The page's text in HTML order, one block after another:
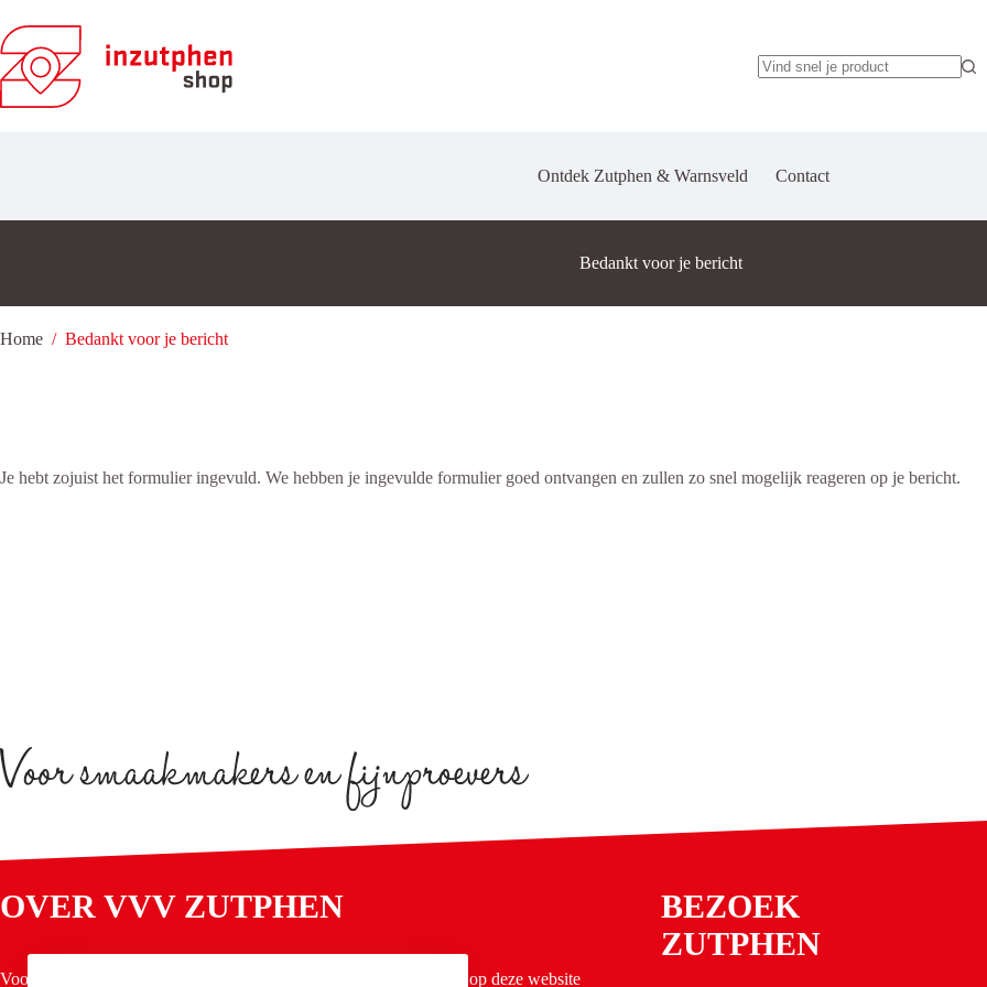
naar
de
inhoud
Ontdek Zutphen & Warnsveld Contact
Bedankt voor je bericht
Home / Bedankt voor je bericht
Je hebt zojuist het formulier ingevuld. We hebben je ingevulde formulier goed ontvangen en zullen zo snel mogelijk reageren op je bericht.
OVER VVV ZUTPHEN
Voor een paar uurtjes, een dagje of een paar dagen Zutphen vind je op deze website
BEZOEK
ZUTPHEN